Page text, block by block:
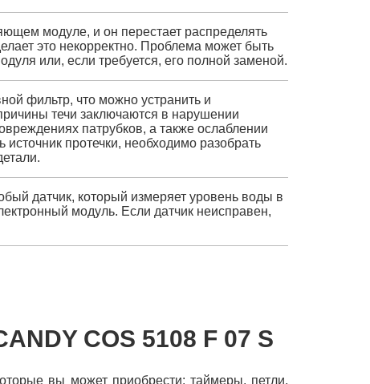
модуле, и он перестает распределять
это некорректно. Проблема может быть
или, если требуется, его полной заменой.
фильтр, что можно устранить и
течи заключаются в нарушении
патрубков, а также ослаблении
протечки, необходимо разобрать
датчик, который измеряет уровень воды в
модуль. Если датчик неисправен,
COS 5108 F 07 S
вы может приобрести: таймеры, петли,